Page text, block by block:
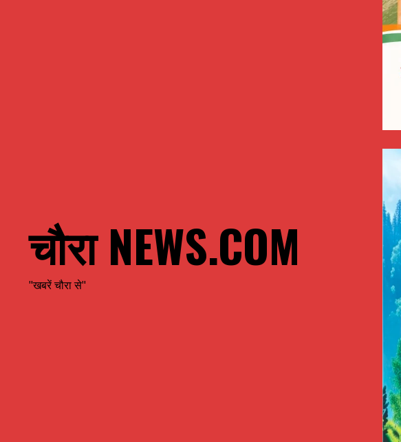
चौरा NEWS.COM
"खबरें चौरा से"